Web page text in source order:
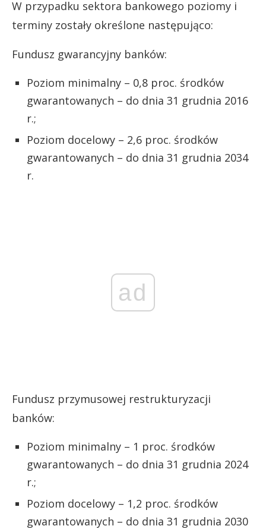
W przypadku sektora bankowego poziomy i
terminy zostały określone następująco:
Fundusz gwarancyjny banków:
Poziom minimalny – 0,8 proc. środków
gwarantowanych – do dnia 31 grudnia 2016
r.;
Poziom docelowy – 2,6 proc. środków
gwarantowanych – do dnia 31 grudnia 2034
r.
ad
Fundusz przymusowej restrukturyzacji
banków:
Poziom minimalny – 1 proc. środków
gwarantowanych – do dnia 31 grudnia 2024
r.;
Poziom docelowy – 1,2 proc. środków
gwarantowanych – do dnia 31 grudnia 2030